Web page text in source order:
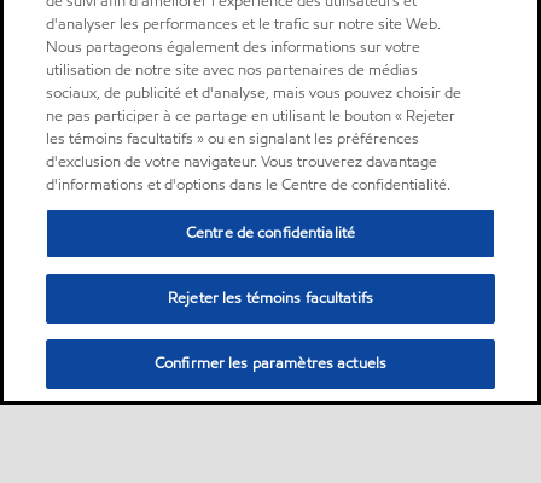
d'analyser les performances et le trafic sur notre site Web.
Nous partageons également des informations sur votre
utilisation de notre site avec nos partenaires de médias
sociaux, de publicité et d'analyse, mais vous pouvez choisir de
ne pas participer à ce partage en utilisant le bouton « Rejeter
les témoins facultatifs » ou en signalant les préférences
d'exclusion de votre navigateur. Vous trouverez davantage
d'informations et d'options dans le Centre de confidentialité.
Centre de confidentialité
Rejeter les témoins facultatifs
Confirmer les paramètres actuels